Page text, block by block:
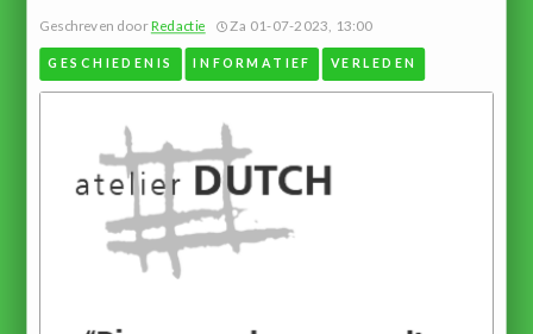
Geschreven doorRedactie Za 01-07-2023, 13:00
GESCHIEDENIS INFORMATIEF VERLEDEN